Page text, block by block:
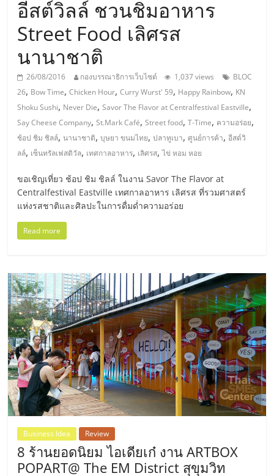
ส
เอ็
มอี
ไทย,
SMEs,
แฟ
รน
ไชส์,
ที่
ปรึกษา
แฟ
รน
ไชส์,
รวม
อีสต์วิลล์ ชวนชิมอาหาร
Street Food เลิศรส
นานาชาติ
26/08/2016 กองบรรณาธิการเว็บไซต์ 1,037 views
BLOC
26, Bow Time,Chicken Hour,Curry Wurst' 59, Happy Rainbow, KN
Shoku Sushi, Never Die,Savor The Flavor at Centralfestival Eastville,
Say Cheese Company,St.Mark Café,Street food,T-Time, ความอร่อย,
ช้อป ชิม ชิลล์,นานาชาติ,บุษยา ขนมไทย,ปลาทูเบา,ศูนย์การค้า,อีสต์วิ
ลล์, เซ็นทรัลเฟสติวัล, เทศกาลอาหาร, เลิศรส,ไข่ หอม หอย
ขอเชิญเที่ยว ช้อป ชิม ชิลล์ ในงาน Savor The Flavor at
Centralfestival Eastville เทศกาลอาหาร เลิศรส ที่รวมศาสตร์
แห่งรสชาติและศิลปะในการดื่มด่ำความอร่อย
Read more
Business Idea Review
8 ร้านยอดนิยม ไอเดียเก๋ งาน ARTBOX
POPART@ The EM District สุขุมวิท